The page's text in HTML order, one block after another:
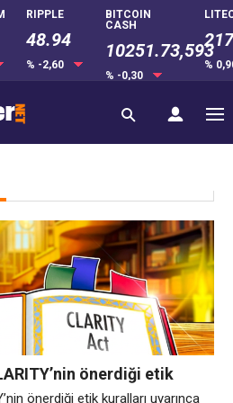
RIPPLE
48.94
% -2,60
BITCOIN
CASH
10251.73,593
% -0,30
%
önerdiği etik
yılına kadar token ihraç
önerdiği etik kuralları uyarınca